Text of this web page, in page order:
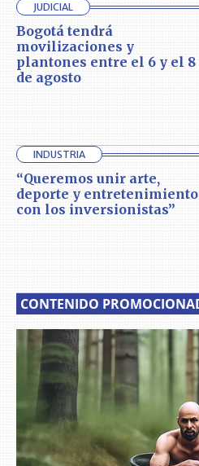
JUDICIAL
Bogotá tendrá
movilizaciones y
plantones entre el 6 y el 8
de agosto
INDUSTRIA
“Queremos unir arte,
deporte y entretenimiento
con los inversionistas”